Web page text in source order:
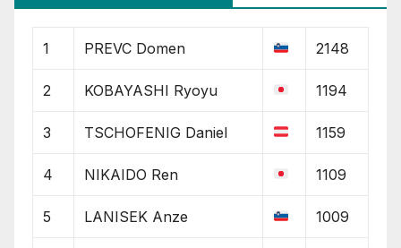
1 PREVC Domen 2148
2 KOBAYASHI Ryoyu 1194
3 TSCHOFENIG Daniel 1159
4 NIKAIDO Ren 1109
5 LANISEK Anze 1009